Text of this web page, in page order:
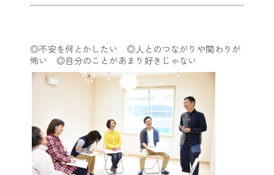
◎不安を何とかしたい ◎人とのつながりや関わりが
怖い ◎自分のことがあまり好きじゃない